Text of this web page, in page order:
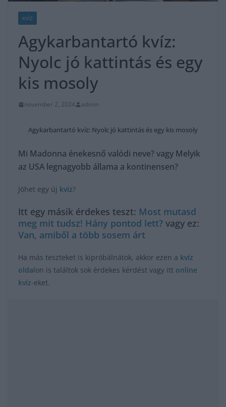
KVÍZ
Agykarbantartó kvíz:
Nyolc jó kattintás és egy
kis mosoly
november 2, 2024 admin
Agykarbantartó kvíz: Nyolc jó kattintás és egy kis mosoly
Mi Madonna énekesnő valódi neve? vagy Melyik
az USA legnagyobb állama a kontinensen?
Jöhet egy új kvíz?
Itt egy másik érdekes teszt: Most mutasd
meg mit tudsz! Hány pontod lett? vagy ez:
Van, amiből a több sosem árt
Ha más teszteket is kipróbálnátok, akkor ezen a kvíz
oldalon is találtok sok érdekes kérdést vagy itt online
kvíz-eket.